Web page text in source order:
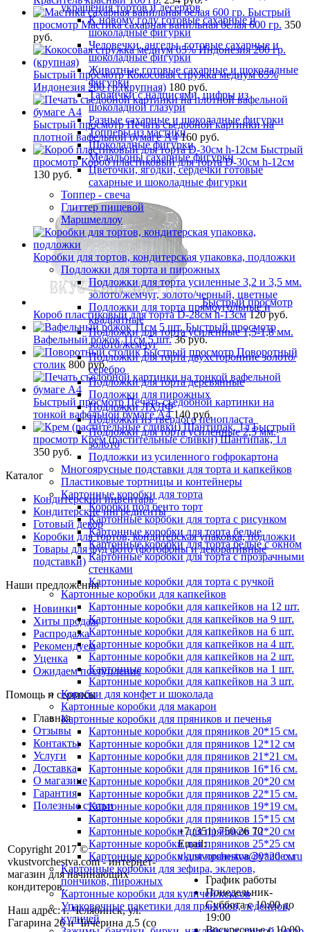
украшения тортов и десертов
К новому году готовые сахарные и
шоколадные фигурки
Человечки, ангелы, готовые сахарные и
шоколадные фигурки
Животные готовые сахарные и шоколадные
фигурки
Таблички с надписями, цифры из
шоколадной глазури
Разные сахарные и шоколадные фигурки
Топперы из мастики
Шоколадные фигурки
Медальоны сахарные фигурки
Цветочки, ягодки, сердечки готовые
сахарные и шоколадные фигурки
Топпер - свеча
Глиттер пищевой
Маршмеллоу
Коробки для тортов, кондитерская упаковка, подложки
Подложки для торта и пирожных
Подложки для торта усиленные 3,2 и 3,5 мм.
золото/жемчуг, золото/черный, цветные
Подложки для торта прямоугольные и
квадратные
Подложки для торта усиленные 1,5-1,8 мм.
золото/жемчуг
Подложки для торта двухсторонние золото/
серебро
Подложки для торта деревянные
Подложки для пирожных
Подложки ЛХДФ
Подложки из твердого пенопласта
Подложки для торта усиленные 2,5 мм.
золото
Подложки из усиленного гофрокартона
Многоярусные подставки для торта и капкейков
Пластиковые тортницы и контейнеры
Картонные коробки для торта
Коробки под бенто торт
Картонные коробки для торта с рисунком
Картонные коробки для торта белые
Картонные коробки для торта белые с окном
Картонные коробки для торта с прозрачными
стенками
Картонные коробки для торта с ручкой
Картонные коробки для капкейков
Картонные коробки для капкейков на 12 шт.
Картонные коробки для капкейков на 9 шт.
Картонные коробки для капкейков на 6 шт.
Картонные коробки для капкейков на 4 шт.
Картонные коробки для капкейков на 2 шт.
Картонные коробки для капкейков на 1 шт.
Картонные коробки для капкейков на 3 шт.
Коробки для конфет и шоколада
Картонные коробки для макарон
Картонные коробки для пряников и печенья
Картонные коробки для пряников 20*15 см.
Картонные коробки для пряников 12*12 см
Картонные коробки для пряников 21*21 см.
Картонные коробки для пряников 16*16 см.
Картонные коробки для пряников 20*20 см
Картонные коробки для пряников 22*15 см.
Картонные коробки для пряников 19*19 см.
Картонные коробки для пряников 15*15 см
Картонные коробки для пряников 12*20 см
Картонные коробки для пряников 25*25 см
Картонные коробки для пряников 30*20 см
Картонные коробки для зефира, эклеров,
пончиков, пирожных
Картонные коробки для куличей/кексов
Упаковочные пакетики для пряников, леденцов,
куличей
Быстрый
просмотр Мастика сахарная ванильная белая 600 гр. 350
руб.
Быстрый просмотр Кокосовая стружка медиум 65%
Индонезия 200 гр.(крупная) 180 руб.
Быстрый просмотр Печать съедобной картинки на
плотной вафельной бумаге А4 160 руб.
Быстрый
просмотр Короб пластиковый для торта D-30см h-12см
130 руб.
Быстрый просмотр
Короб пластиковый для торта D-28см h-13см 120 руб.
Быстрый просмотр
Вафельный рожок 11см 5 шт. 36 руб.
Быстрый просмотр Поворотный
столик 800 руб.
Быстрый просмотр Печать съедобной картинки на
тонкой вафельной бумаге А4 140 руб.
Быстрый
просмотр Крем (растительные сливки) Шантипак, 1л
350 руб.
Каталог
Кондитерский инвентарь
Кондитерские ингредиенты
Готовый декор
Коробки для тортов, кондитерская упаковка, подложки
Товары для фуд фото (фотофоны и декоративные
подставки)
Наши предложения
Новинки
Хиты продаж
Распродажа
Рекомендуем
Уценка
Ожидаем поступление
Помощь и сервисы
Главная
Отзывы
Контакты
Услуги
Доставка
О магазине
Гарантия
Полезные статьи
Copyright 2017 ©
vkustvorchestva.com - интернет-
магазин для начинающих
кондитеров.
Наш адрес: г. Челябинск, ул.
Гагарина 26 и Чичерина д.5 (со
+7 (351) 750 26 70
Email:
vkustvorchestva@yandex.ru
График работы
Понедельник-
Суббота с 10:00 до
19:00
Воскресенье с 10:00